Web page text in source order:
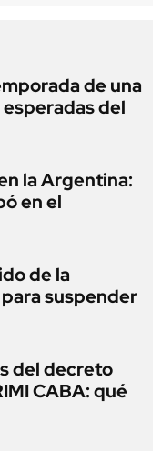
de una
del
la Argentina:
en el
de la
suspender
del decreto
CABA: qué